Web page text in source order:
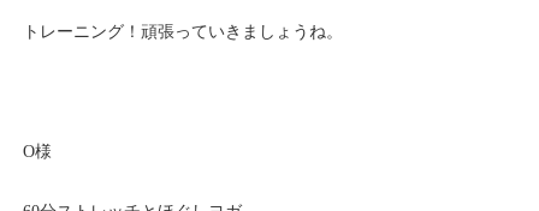
トレーニング！頑張っていきましょうね。
O様